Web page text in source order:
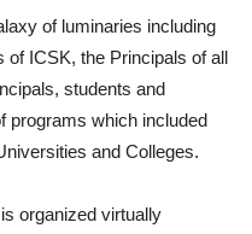
of luminaries including
of ICSK, the Principals of all
students and
programs which included
and Colleges.
organized virtually